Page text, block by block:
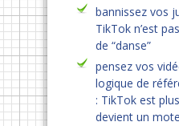
bannissez vos
TikTok n’est
de “danse”
pensez vos
logique de
: TikTok est
devient un